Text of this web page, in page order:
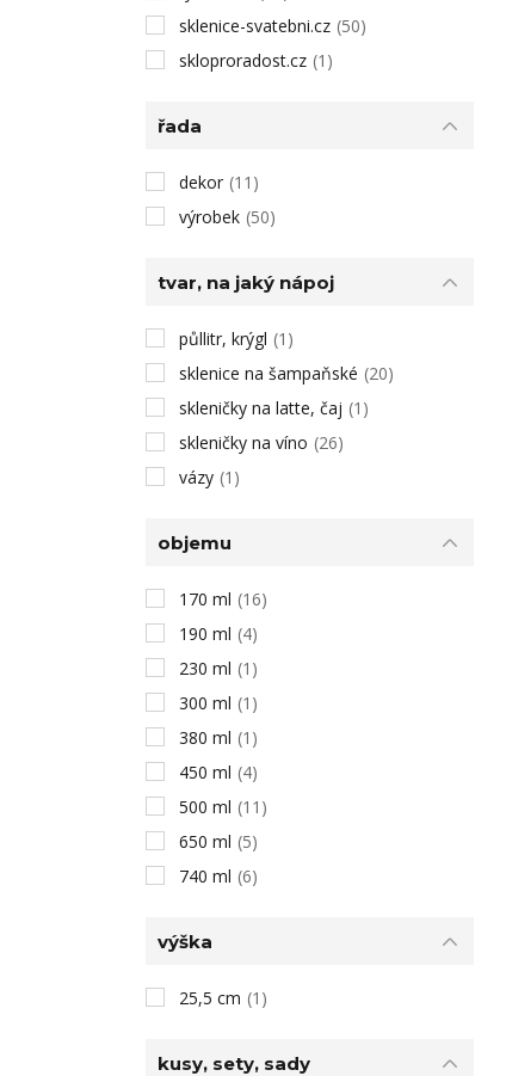
sklenice-svatebni.cz (50)
skloproradost.cz (1)
řada
dekor (11)
výrobek (50)
tvar, na jaký nápoj
půllitr, krýgl (1)
sklenice na šampaňské (20)
skleničky na latte, čaj (1)
skleničky na víno (26)
vázy (1)
objemu
170 ml (16)
190 ml (4)
230 ml (1)
300 ml (1)
380 ml (1)
450 ml (4)
500 ml (11)
650 ml (5)
740 ml (6)
výška
25,5 cm (1)
kusy, sety, sady